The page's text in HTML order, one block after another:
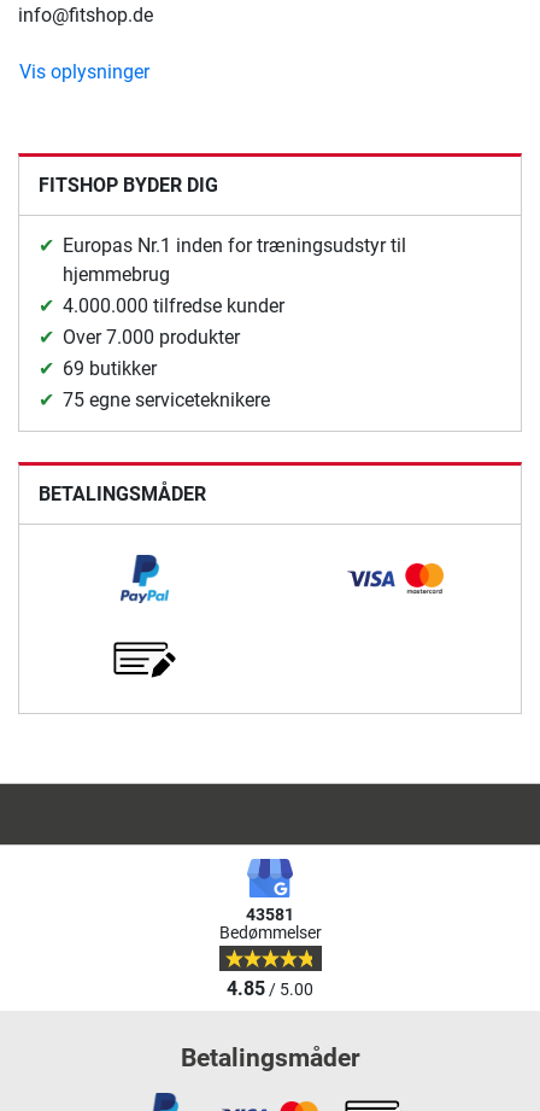
info@fitshop.de
Vis oplysninger
FITSHOP BYDER DIG
Europas Nr.1 inden for træningsudstyr til
hjemmebrug
4.000.000 tilfredse kunder
Over 7.000 produkter
69 butikker
75 egne serviceteknikere
BETALINGSMÅDER
43581
Bedømmelser
4.85/ 5.00
Betalingsmåder